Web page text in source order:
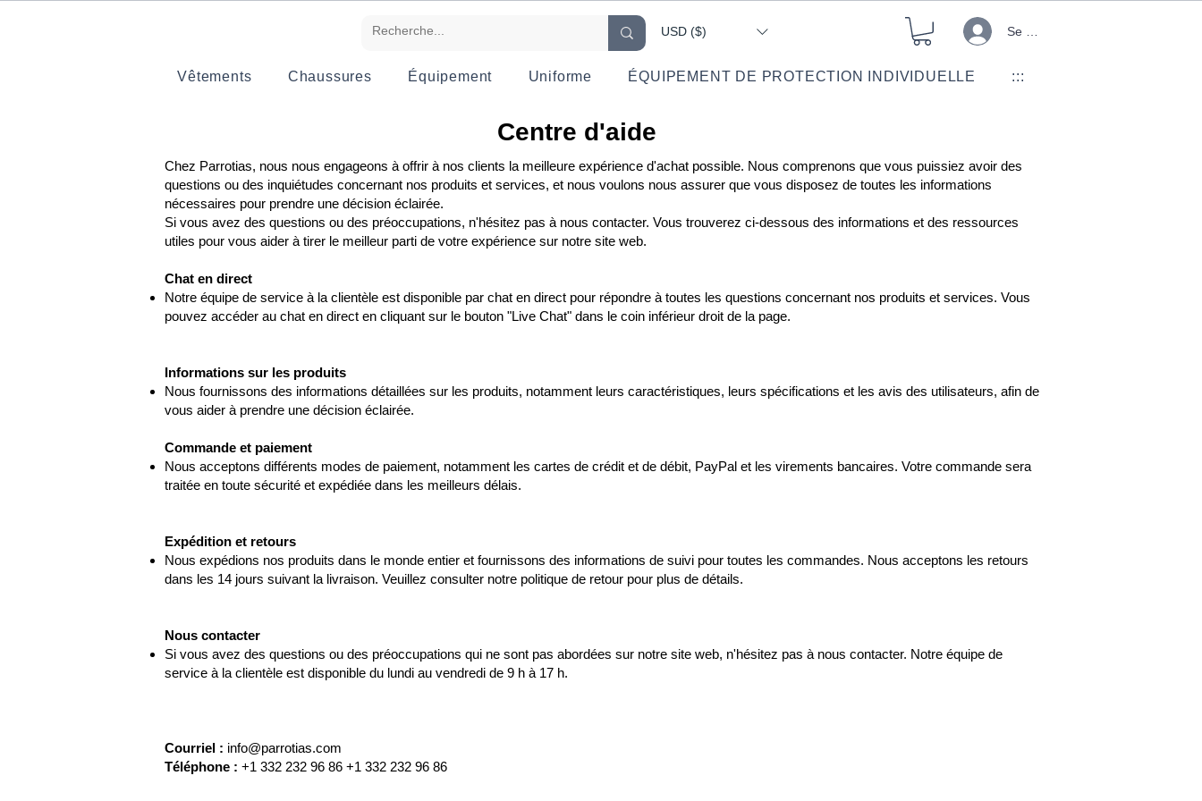
USD ($) Se connecter
Vêtements Chaussures Équipement Uniforme ÉQUIPEMENT DE PROTECTION INDIVIDUELLE :::
Centre d'aide
Chez Parrotias, nous nous engageons à offrir à nos clients la meilleure expérience d'achat possible. Nous comprenons que vous puissiez avoir des
questions ou des inquiétudes concernant nos produits et services, et nous voulons nous assurer que vous disposez de toutes les informations
nécessaires pour prendre une décision éclairée.
Si vous avez des questions ou des préoccupations, n'hésitez pas à nous contacter. Vous trouverez ci-dessous des informations et des ressources
utiles pour vous aider à tirer le meilleur parti de votre expérience sur notre site web.
Chat en direct
Notre équipe de service à la clientèle est disponible par chat en direct pour répondre à toutes les questions concernant nos produits et services. Vous
pouvez accéder au chat en direct en cliquant sur le bouton "Live Chat" dans le coin inférieur droit de la page.
Informations sur les produits
Nous fournissons des informations détaillées sur les produits, notamment leurs caractéristiques, leurs spécifications et les avis des utilisateurs, afin de
vous aider à prendre une décision éclairée.
Commande et paiement
Nous acceptons différents modes de paiement, notamment les cartes de crédit et de débit, PayPal et les virements bancaires. Votre commande sera
traitée en toute sécurité et expédiée dans les meilleurs délais.
Expédition et retours
Nous expédions nos produits dans le monde entier et fournissons des informations de suivi pour toutes les commandes. Nous acceptons les retours
dans les 14 jours suivant la livraison. Veuillez consulter notre politique de retour pour plus de détails.
Nous contacter
Si vous avez des questions ou des préoccupations qui ne sont pas abordées sur notre site web, n'hésitez pas à nous contacter. Notre équipe de
service à la clientèle est disponible du lundi au vendredi de 9 h à 17 h.
Courriel : info@parrotias.com
Téléphone : +1 332 232 96 86 +1 332 232 96 86